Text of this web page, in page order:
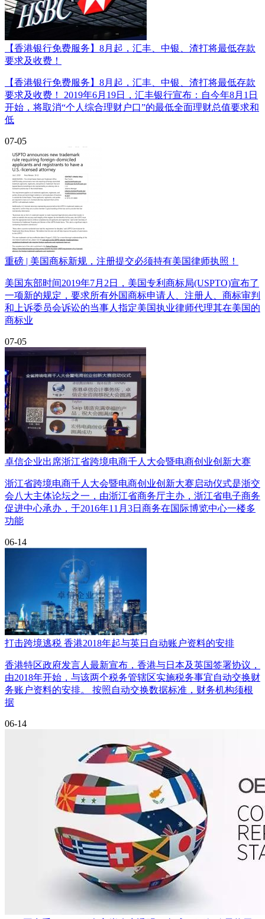
【香港银行免费服务】8月起，汇丰、中银、渣打将最低存款
要求及收费！
【香港银行免费服务】8月起，汇丰、中银、渣打将最低存款
要求及收费！ 2019年6月19日，汇丰银行宣布：自今年8月1日
开始，将取消“个人综合理财户口”的最低全面理财总值要求和
低
07-05
重磅 | 美国商标新规，注册提交必须持有美国律师执照！
美国东部时间2019年7月2日，美国专利商标局(USPTO)宣布了
一项新的规定，要求所有外国商标申请人、注册人、商标审判
和上诉委员会诉讼的当事人指定美国执业律师代理其在美国的
商标业
07-05
卓信企业出席浙江省跨境电商千人大会暨电商创业创新大赛
浙江省跨境电商千人大会暨电商创业创新大赛启动仪式是浙交
会八大主体论坛之一，由浙江省商务厅主办，浙江省电子商务
促进中心承办，于2016年11月3日商务在国际博览中心一楼多
功能
06-14
打击跨境逃税 香港2018年起与英日自动账户资料的安排
香港特区政府发言人最新宣布，香港与日本及英国签署协议，
由2018年开始，与该两个税务管辖区实施税务事宜自动交换财
务账户资料的安排。 按照自动交换数据标准，财务机构须根
据
06-14